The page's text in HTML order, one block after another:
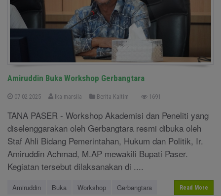
Amiruddin Buka Workshop Gerbangtara
07-02-2025 Ika marsila Berita Kaltim 1691
TANA PASER - Workshop Akademisi dan Peneliti yang
diselenggarakan oleh Gerbangtara resmi dibuka oleh
Staf Ahli Bidang Pemerintahan, Hukum dan Politik, Ir.
Amiruddin Achmad, M.AP mewakili Bupati Paser.
Kegiatan tersebut dilaksanakan di ....
Amiruddin Buka Workshop Gerbangtara Read More